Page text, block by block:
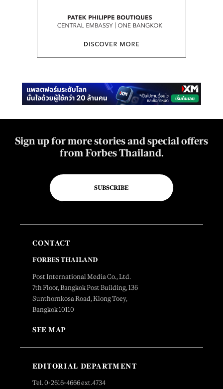
Sign up for more stories and special offers
from Forbes Thailand.
SUBSCRIBE
CONTACT
FORBES THAILAND
Post International Media Co., Ltd.
7th Floor, Bangkok Post Building, 136
Sunthornkosa Road, Klong Toey,
Bangkok 10110
SEE MAP
EDITORIAL DEPARTMENT
Tel. 0-2616-4666 ext.4734